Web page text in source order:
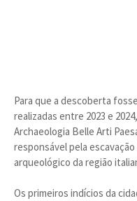
Para que a descoberta
realizadas entre 2023 e
Archaeologia Belle Arti
responsável pela
arqueológico da região
Os primeiros indícios da